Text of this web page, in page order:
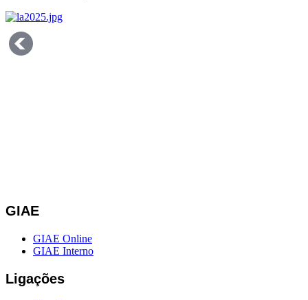
GIAE
GIAE Online
GIAE Interno
Ligações